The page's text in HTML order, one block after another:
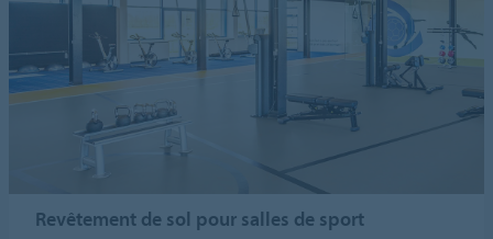
Revêtement de sol pour salles de sport